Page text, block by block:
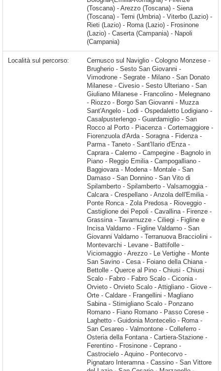
(Toscana) - Arezzo (Toscana) - Siena
(Toscana) - Terni (Umbria) - Viterbo (Lazio) -
Rieti (Lazio) - Roma (Lazio) - Frosinone
(Lazio) - Caserta (Campania) - Napoli
(Campania)
Località sul percorso: Cernusco sul Naviglio - Cologno Monzese - Brugherio - Sesto San Giovanni - Vimodrone - Segrate - Milano - San Donato Milanese - Civesio - Sesto Ulteriano - San Giuliano Milanese - Francolino - Melegnano - Riozzo - Borgo San Giovanni - Muzza Sant'Angelo - Lodi - Ospedaletto Lodigiano - Casalpusterlengo - Guardamiglio - San Rocco al Porto - Piacenza - Cortemaggiore - Fiorenzuola d'Arda - Soragna - Fidenza - Parma - Taneto - Sant'Ilario d'Enza - Caprara - Calerno - Campegine - Bagnolo in Piano - Reggio Emilia - Campogalliano - Baggiovara - Modena -